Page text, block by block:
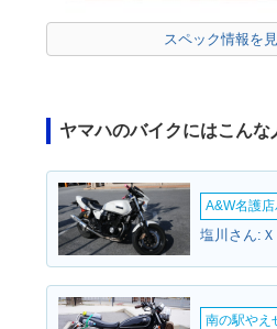
スペック情報を
ヤマハのバイクにはこん
A&W名護
塩川さん:
南の駅やえ